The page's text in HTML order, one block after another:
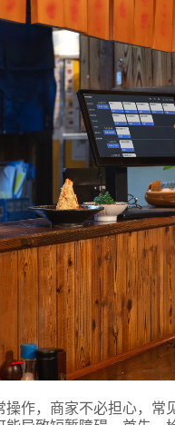
作，商家不必担心，